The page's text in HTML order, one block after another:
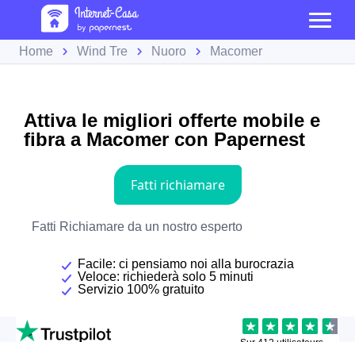
Home Wind Tre Nuoro Macomer